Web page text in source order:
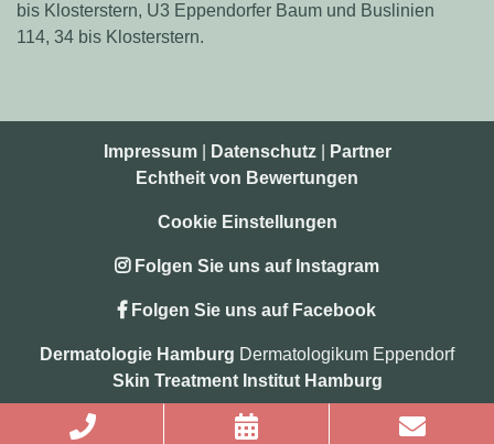
bis Klosterstern, U3 Eppendorfer Baum und Buslinien
114, 34 bis Klosterstern.
Impressum| Datenschutz|
Partner
Echtheit von Bewertungen
Cookie Einstellungen
Folgen Sie uns auf Instagram
Folgen Sie uns auf Facebook
Dermatologie Hamburg Dermatologikum Eppendorf
Skin Treatment Institut Hamburg
© Copyright